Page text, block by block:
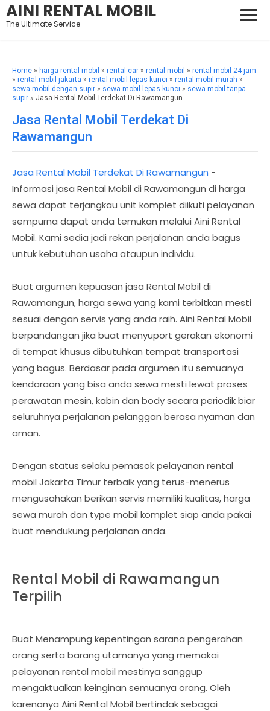
AINI RENTAL MOBIL
The Ultimate Service
Home » harga rental mobil » rental car » rental mobil » rental mobil 24 jam
» rental mobil jakarta » rental mobil lepas kunci » rental mobil murah »
sewa mobil dengan supir » sewa mobil lepas kunci » sewa mobil tanpa
supir » Jasa Rental Mobil Terdekat Di Rawamangun
Jasa Rental Mobil Terdekat Di
Rawamangun
Jasa Rental Mobil Terdekat Di Rawamangun -
Informasi jasa Rental Mobil di Rawamangun di harga
sewa dapat terjangkau unit komplet diikuti pelayanan
sempurna dapat anda temukan melalui Aini Rental
Mobil. Kami sedia jadi rekan perjalanan anda bagus
untuk kebutuhan usaha ataupun individu.
Buat argumen kepuasan jasa Rental Mobil di
Rawamangun, harga sewa yang kami terbitkan mesti
sesuai dengan servis yang anda raih. Aini Rental Mobil
berpandangan jika buat menyuport gerakan ekonomi
di tempat khusus dibutuhkan tempat transportasi
yang bagus. Berdasar pada argumen itu semuanya
kendaraan yang bisa anda sewa mesti lewat proses
perawatan mesin, kabin dan body secara periodik biar
seluruhnya perjalanan pelanggan berasa nyaman dan
aman.
Dengan status selaku pemasok pelayanan rental
mobil Jakarta Timur terbaik yang terus-menerus
mengusahakan berikan servis memiliki kualitas, harga
sewa murah dan type mobil komplet siap anda pakai
buat mendukung perjalanan anda.
Rental Mobil di Rawamangun
Terpilih
Buat Menampung kepentingan sarana pengerahan
orang serta barang utamanya yang memakai
pelayanan rental mobil mestinya sanggup
mengaktualkan keinginan semuanya orang. Oleh
karenanya Aini Rental Mobil bertindak sebagai